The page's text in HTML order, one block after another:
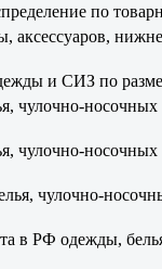
по
и СИЗ по
чулочно-
чулочно-
чулочно-
в РФ одежды,